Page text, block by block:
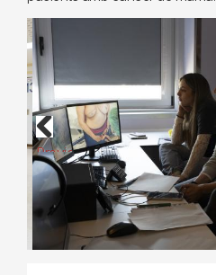
Previous